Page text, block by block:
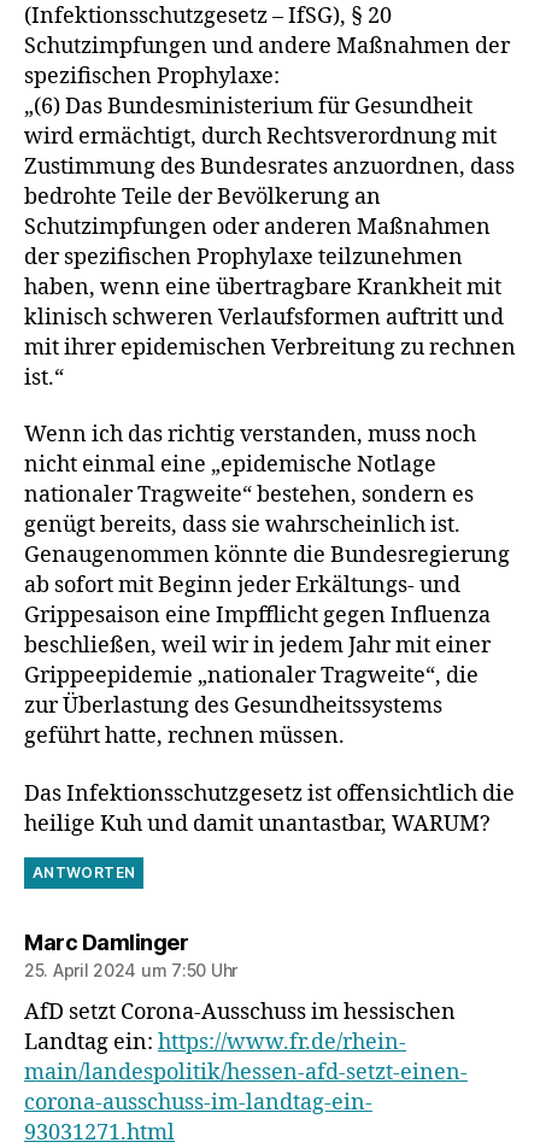
(Infektionsschutzgesetz – IfSG), § 20
Schutzimpfungen und andere Maßnahmen der
spezifischen Prophylaxe:
„(6) Das Bundesministerium für Gesundheit
wird ermächtigt, durch Rechtsverordnung mit
Zustimmung des Bundesrates anzuordnen, dass
bedrohte Teile der Bevölkerung an
Schutzimpfungen oder anderen Maßnahmen
der spezifischen Prophylaxe teilzunehmen
haben, wenn eine übertragbare Krankheit mit
klinisch schweren Verlaufsformen auftritt und
mit ihrer epidemischen Verbreitung zu rechnen
ist.“
Wenn ich das richtig verstanden, muss noch
nicht einmal eine „epidemische Notlage
nationaler Tragweite“ bestehen, sondern es
genügt bereits, dass sie wahrscheinlich ist.
Genaugenommen könnte die Bundesregierung
ab sofort mit Beginn jeder Erkältungs- und
Grippesaison eine Impfflicht gegen Influenza
beschließen, weil wir in jedem Jahr mit einer
Grippeepidemie „nationaler Tragweite“, die
zur Überlastung des Gesundheitssystems
geführt hatte, rechnen müssen.
Das Infektionsschutzgesetz ist offensichtlich die
heilige Kuh und damit unantastbar, WARUM?
ANTWORTEN
Marc Damlingersagt:
25. April 2024 um 7:50 Uhr
AfD setzt Corona-Ausschuss im hessischen
Landtag ein: https://www.fr.de/rhein-
main/landespolitik/hessen-afd-setzt-einen-
corona-ausschuss-im-landtag-ein-
93031271.html